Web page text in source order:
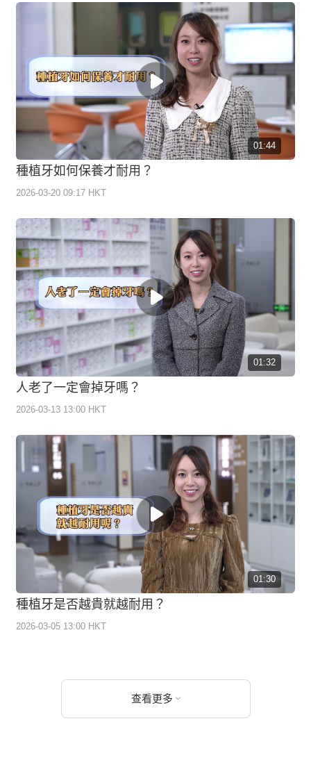
01:44
種植牙如何保養才耐用？
2026-03-20 09:17 HKT
01:32
人老了一定會掉牙嗎？
2026-03-13 13:00 HKT
01:30
種植牙是否越貴就越耐用？
2026-03-05 13:00 HKT
查看更多